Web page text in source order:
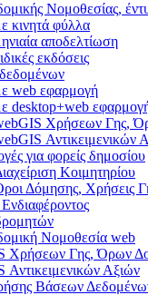
Νομοθεσίας,
κινητά φύλλα
αποδελτίωση
εκδόσεις
web εφαρμογή
desktop+web
Χρήσεων Γης,
Αντικειμενικών
για φορείς δημοσίου
Κοιμητηρίου
Δόμησης, Χρήσεις
Νομοθεσία web
Χρήσεων Γης, Όρων
Αντικειμενικών Αξιών
Βάσεων